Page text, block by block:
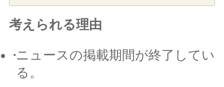
考えられる理由
ニュースの掲載期間が終了してい
る。